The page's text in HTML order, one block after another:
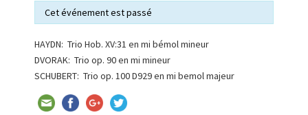
Cet événement est passé
HAYDN: Trio Hob. XV:31 en mi bémol mineur
DVORAK: Trio op. 90 en mi mineur
SCHUBERT: Trio op. 100 D929 en mi bemol majeur